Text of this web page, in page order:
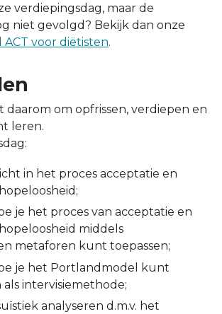
verdiepingsdag, maar de
niet gevolgd? Bekijk dan onze
voor diëtisten.
daarom om opfrissen, verdiepen en
leren.
in het proces acceptatie en
je het proces van acceptatie en
middels
metaforen kunt toepassen;
je het Portlandmodel kunt
als intervisiemethode;
analyseren d.m.v. het